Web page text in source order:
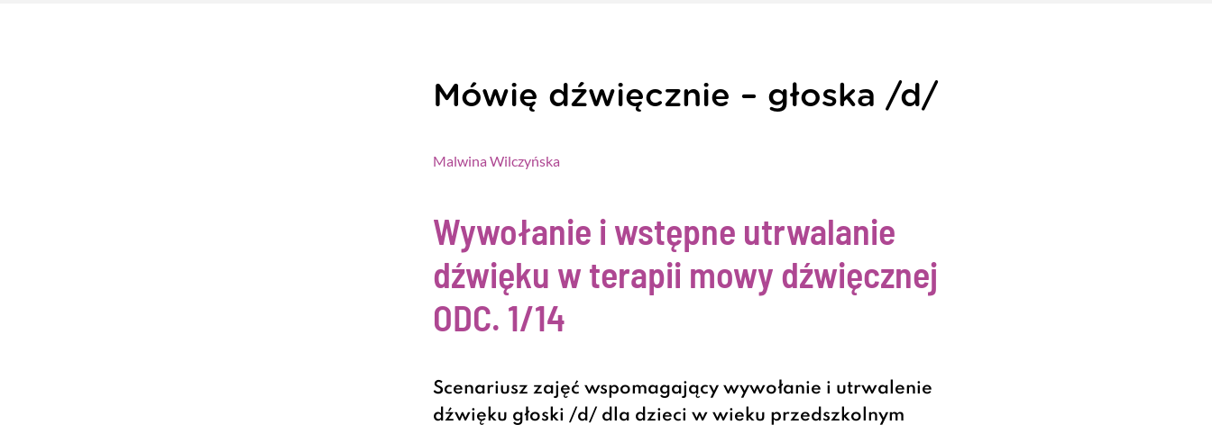
Mówię dźwięcznie – głoska /d/
Malwina Wilczyńska
Wywołanie i wstępne utrwalanie
dźwięku w terapii mowy dźwięcznej
ODC. 1/14
Scenariusz zajęć wspomagający wywołanie i utrwalenie
dźwięku głoski /d/ dla dzieci w wieku przedszkolnym